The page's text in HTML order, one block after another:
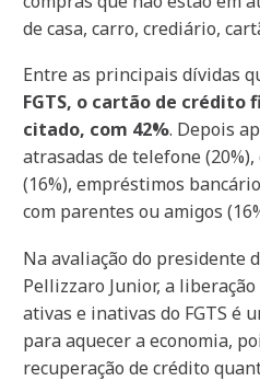
de casa, carro, crediário,
Entre as principais dívidas
FGTS, o cartão de crédito
citado, com 42%. Depois
atrasadas de telefone
(16%), empréstimos
com parentes ou amigos
Na avaliação do presidente
Pellizzaro Junior, a
ativas e inativas do FGTS é
para aquecer a economia,
recuperação de crédito